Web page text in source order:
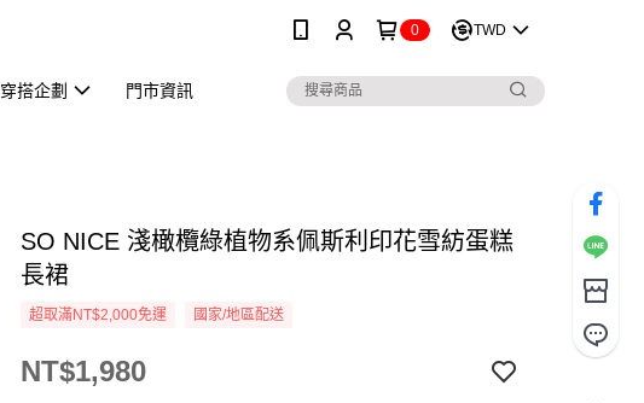
0 TWD
穿搭企劃 門市資訊
SO NICE 淺橄欖綠植物系佩斯利印花雪紡蛋糕
長裙
超取滿NT$2,000免運 國家/地區配送
NT$1,980